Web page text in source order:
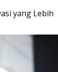
yang Lebih